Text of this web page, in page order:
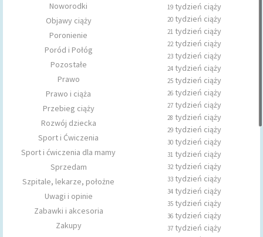
Noworodki
Objawy ciąży
Poronienie
Poród i Połóg
Pozostałe
Prawo
Prawo i ciąża
Przebieg ciąży
Rozwój dziecka
Sport i Ćwiczenia
Sport i ćwiczenia dla mamy
Sprzedam
Szpitale, lekarze, położne
Uwagi i opinie
Zabawki i akcesoria
Zakupy
19 tydzień ciąży
20 tydzień ciąży
21 tydzień ciąży
22tydzień ciąży
23 tydzień ciąży
24 tydzień ciąży
25 tydzień ciąży
26 tydzień ciąży
27 tydzień ciąży
28 tydzień ciąży
29 tydzień ciąży
30 tydzień ciąży
31 tydzień ciąży
32tydzień ciąży
33 tydzień ciąży
34 tydzień ciąży
35 tydzień ciąży
36 tydzień ciąży
37 tydzień ciąży